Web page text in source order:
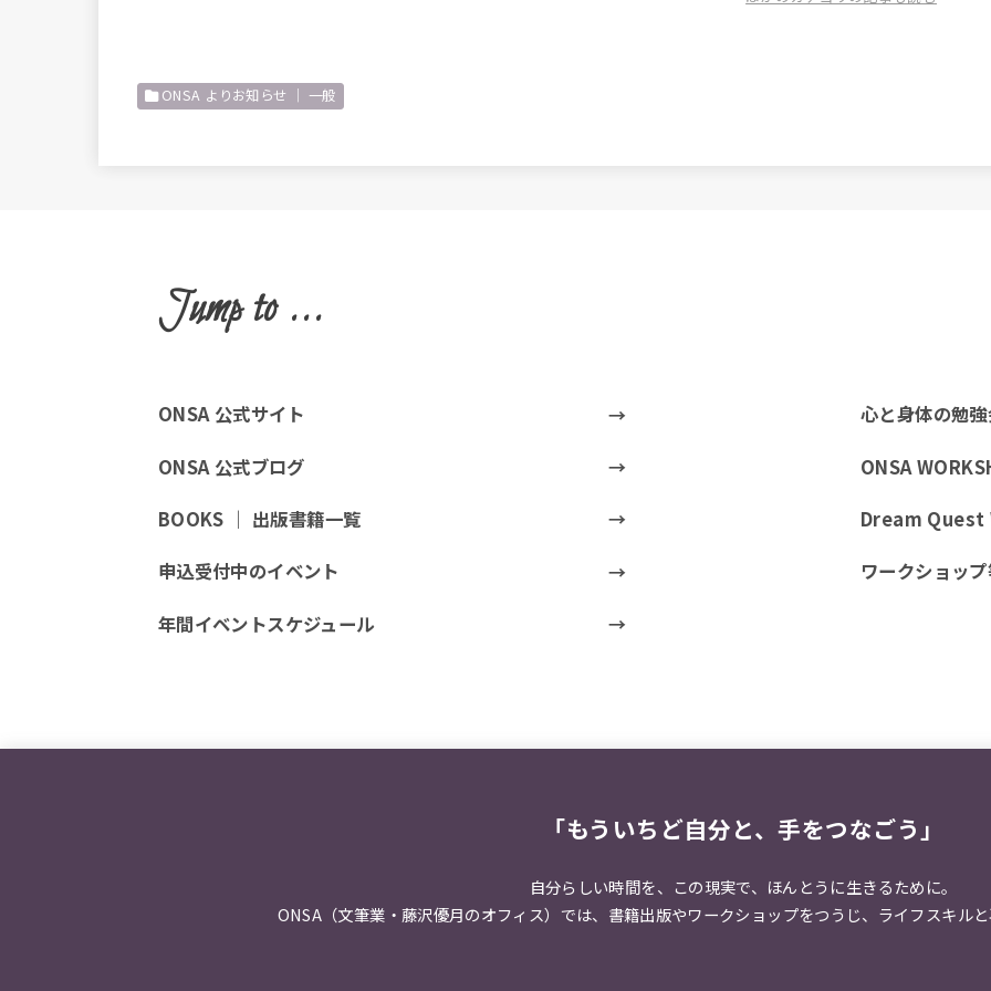
ONSA よりお知らせ ｜ 一般
Jump to ...
ONSA 公式サイト
ONSA 公式ブログ
BOOKS ｜ 出版書籍一覧
心と身体の勉
ONSA
Dream Quest
申込受付中のイベント
年間イベントスケジュール
ワークショッ
「もういちど自分と、手をつなごう」
自分らしい時間を、この現実で、 ほんとうに生きるために。
ONSA（文筆業・藤沢優月のオフィス）では、 書籍出版やワークショップをつうじ、 ライフスキル